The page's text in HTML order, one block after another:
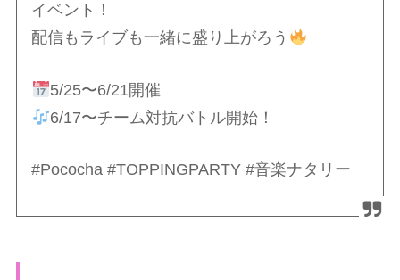
イベント！
配信もライブも一緒に盛り上がろう
5/25〜6/21開催
6/17〜チーム対抗バトル開始！
#Pococha #TOPPINGPARTY #音楽ナタリー